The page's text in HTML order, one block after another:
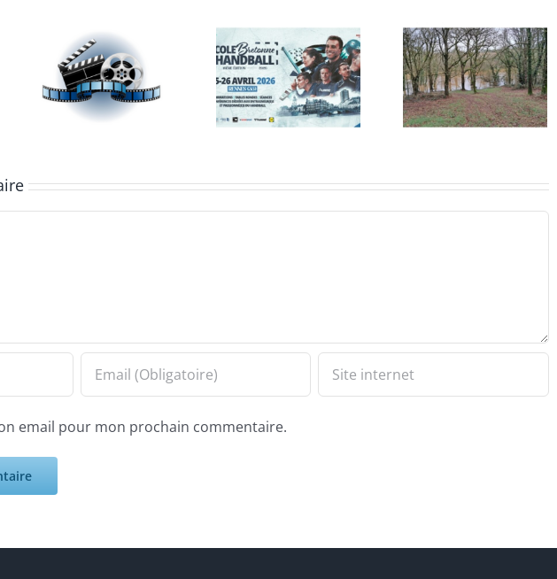
Équipe de
France
Un
moment
précieux
email pour mon prochain commentaire.